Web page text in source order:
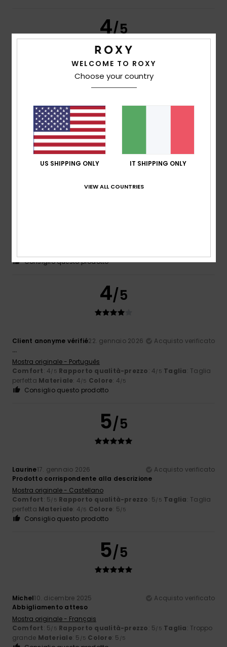
4/5
Client anonyme vérifié10. febbraio 2026
Comfort: 5/5 Rapporto qualità-prezzo Taglia: Taglia
perfettaMateriale: 5/5 Colore
Consiglio questo prodotto
5 /5
Consiglio questo prodotto
4/5
Client anonyme vérifié22. gennaio 2026
Acquisto verificato
...
Mostra originale - Português
Comfort: 4/5 Rapporto qualità-prezzo: 4/5 Taglia: Taglia
perfetta Materiale: 4/5 Colore: 4/5
Consiglio questo prodotto
5/5
Laurine17. gennaio 2026
Acquisto verificato
Prodotto corrispondente alla descrizione
Mostra originale - Castellano
Comfort: 5/5 Rapporto qualità-prezzo: 5/5 Taglia: Taglia
perfetta Materiale: 4/5 Colore: 5/5
Consiglio questo prodotto
5/5
Michel10. dicembre 2025
Acquisto verificato
Abbigliamento atteso
Mostra originale - Français
Comfort: 5/5 Rapporto qualità-prezzo: 5/5 Taglia: Troppo
grande Materiale: 5 /5 Colore: 5 /5
WELCOME TO ROXY
Choose your country
US SHIPPING ONLY IT SHIPPING ONLY
VIEW ALL COUNTRIES